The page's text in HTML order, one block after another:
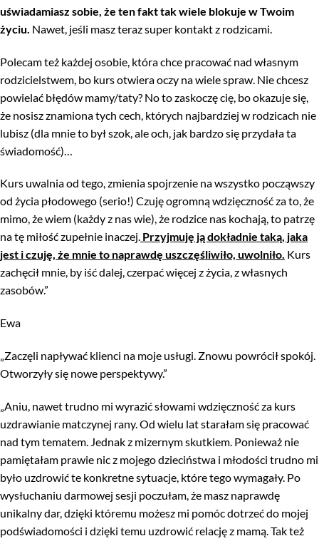
uświadamiasz sobie, że ten fakt tak wiele blokuje w Twoim
życiu. Nawet, jeśli masz teraz super kontakt z rodzicami.
Polecam też każdej osobie, która chce pracować nad własnym
rodzicielstwem, bo kurs otwiera oczy na wiele spraw. Nie chcesz
powielać błędów mamy/taty? No to zaskoczę cię, bo okazuje się,
że nosisz znamiona tych cech, których najbardziej w rodzicach nie
lubisz (dla mnie to był szok, ale och, jak bardzo się przydała ta
świadomość)…
Kurs uwalnia od tego, zmienia spojrzenie na wszystko począwszy
od życia płodowego (serio!) Czuję ogromną wdzięczność za to, że
mimo, że wiem (każdy z nas wie), że rodzice nas kochają, to patrzę
na tę miłość zupełnie inaczej. Przyjmuję ją dokładnie taką, jaka
jest i czuję, że mnie to naprawdę uszczęśliwiło, uwolniło. Kurs
zachęcił mnie, by iść dalej, czerpać więcej z życia, z własnych
zasobów.”
Ewa
„Zaczęli napływać klienci na moje usługi. Znowu powrócił spokój.
Otworzyły się nowe perspektywy.”
„Aniu, nawet trudno mi wyrazić słowami wdzięczność za kurs
uzdrawianie matczynej rany. Od wielu lat starałam się pracować
nad tym tematem. Jednak z mizernym skutkiem. Ponieważ nie
pamiętałam prawie nic z mojego dzieciństwa i młodości trudno mi
było uzdrowić te konkretne sytuacje, które tego wymagały. Po
wysłuchaniu darmowej sesji poczułam, że masz naprawdę
unikalny dar, dzięki któremu możesz mi pomóc dotrzeć do mojej
podświadomości i dzięki temu uzdrowić relację z mamą. Tak też